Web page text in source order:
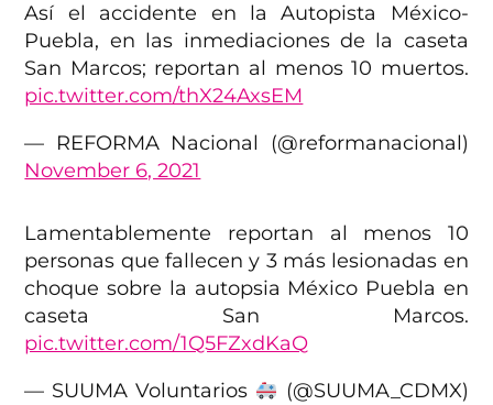
Así el accidente en la Autopista México-
Puebla, en las inmediaciones de la caseta
San Marcos; reportan al menos 10 muertos.
pic.twitter.com/thX24AxsEM
— REFORMA Nacional (@reformanacional)
November 6, 2021
Lamentablemente reportan al menos 10
personas que fallecen y 3 más lesionadas en
choque sobre la autopsia México Puebla en
caseta San Marcos.
pic.twitter.com/1Q5FZxdKaQ
— SUUMA Voluntarios
(@SUUMA_CDMX)